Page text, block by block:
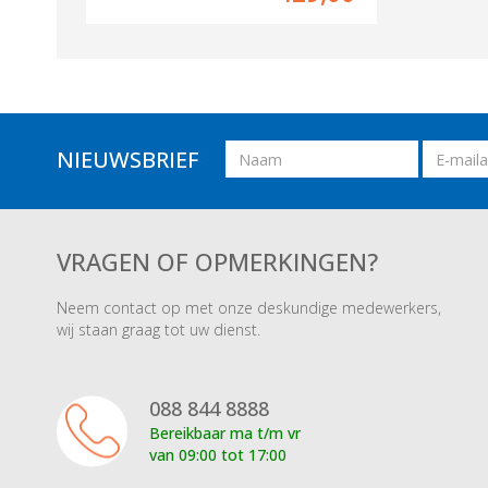
NIEUWSBRIEF Naam
Email
adres
VRAGEN OF OPMERKINGEN?
Neem contact op met onze deskundige medewerkers,
wij staan graag tot uw dienst.
088 844 8888
Bereikbaar ma t/m vr
van 09:00 tot 17:00